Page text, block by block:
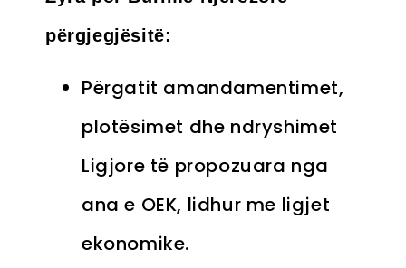
përgjegjësitë:
Përgatit amandamentimet,
plotësimet dhe ndryshimet
Ligjore të propozuara nga
ana e OEK, lidhur me ligjet
ekonomike.